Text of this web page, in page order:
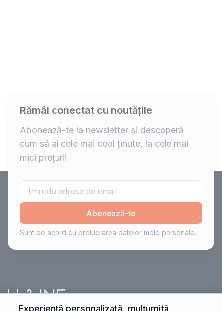
Rămâi conectat cu noutățile
Abonează-te la newsletter și descoperă
cum să ai cele mai cool ținute, la cele mai
mici prețuri!
Abonează-te
Sunt de acord cu prelucrarea datelor mele personale.
Experiență personalizată, mulțumită